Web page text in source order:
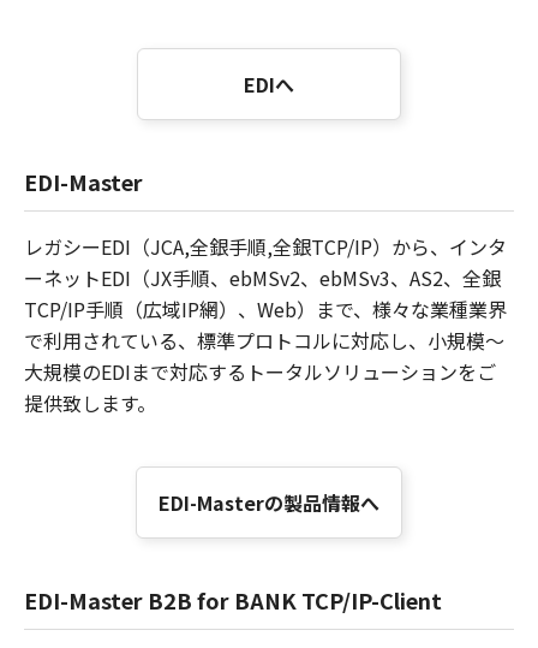
EDIへ
EDI-Master
レガシーEDI（JCA,全銀手順,全銀TCP/IP）から、インタ
ーネットEDI（JX手順、ebMSv2、ebMSv3、AS2、全銀
TCP/IP手順（広域IP網）、Web）まで、様々な業種業界
で利用されている、標準プロトコルに対応し、小規模～
大規模のEDIまで対応するトータルソリューションをご
提供致します。
EDI-Masterの製品情報へ
EDI-Master B2B for BANK TCP/IP-Client